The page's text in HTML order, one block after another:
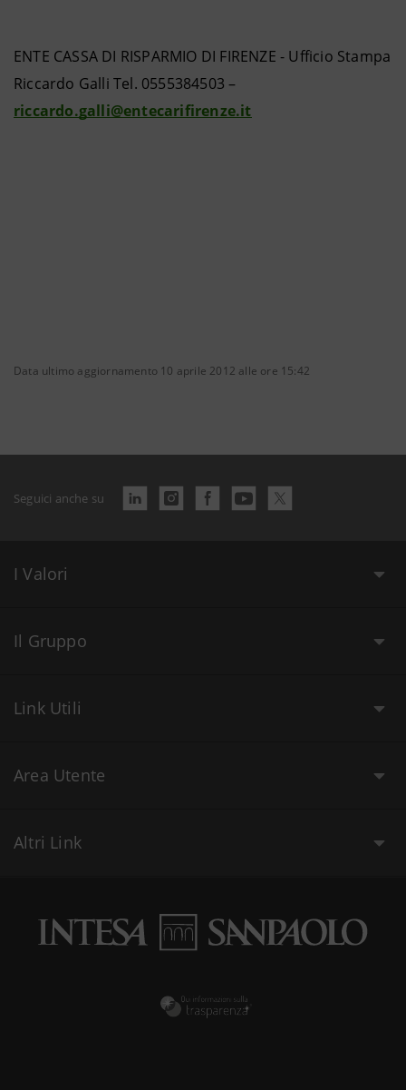
ENTE CASSA DI RISPARMIO DI FIRENZE - Ufficio Stampa
Riccardo Galli Tel. 0555384503 –
riccardo.galli@entecarifirenze.it
Data ultimo aggiornamento 10 aprile 2012 alle ore 15:42
Seguici anche su
I Valori
Il Gruppo
Link Utili
Area Utente
Altri Link